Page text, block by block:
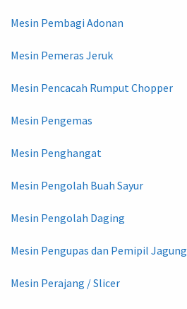
Mesin Pembagi Adonan
Mesin Pemeras Jeruk
Mesin Pencacah Rumput Chopper
Mesin Pengemas
Mesin Penghangat
Mesin Pengolah Buah Sayur
Mesin Pengolah Daging
Mesin Pengupas dan Pemipil Jagung
Mesin Perajang / Slicer